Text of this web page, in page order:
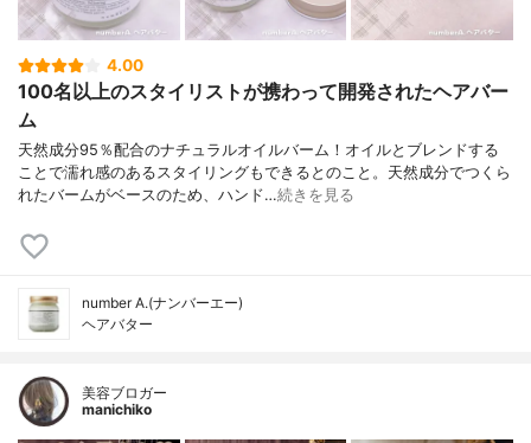
4.00
100名以上のスタイリストが携わって開発されたヘアバー
ム
天然成分95％配合のナチュラルオイルバーム！オイルとブレンドする
ことで濡れ感のあるスタイリングもできるとのこと。天然成分でつくら
れたバームがベースのため、ハンド…続きを見る
number A.(ナンバーエー)
ヘアバター
美容ブロガー
manichiko